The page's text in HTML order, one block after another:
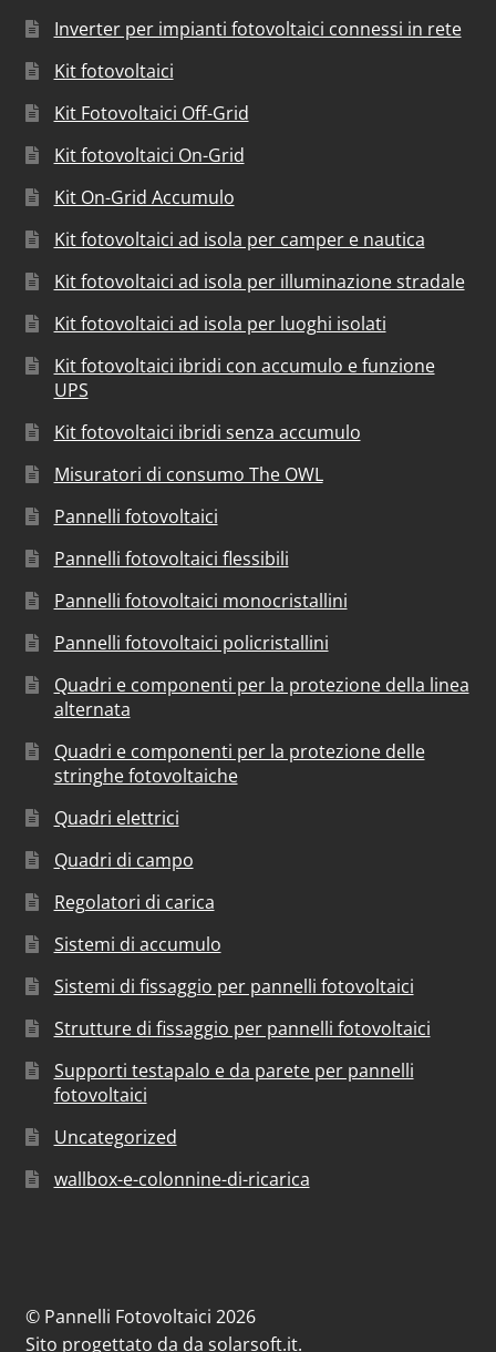
Inverter per impianti fotovoltaici connessi in rete
Kit fotovoltaici
Kit Fotovoltaici Off-Grid
Kit fotovoltaici On-Grid
Kit On-Grid Accumulo
Kit fotovoltaici ad isola per camper e nautica
Kit fotovoltaici ad isola per illuminazione stradale
Kit fotovoltaici ad isola per luoghi isolati
Kit fotovoltaici ibridi con accumulo e funzione
UPS
Kit fotovoltaici ibridi senza accumulo
Misuratori di consumo The OWL
Pannelli fotovoltaici
Pannelli fotovoltaici flessibili
Pannelli fotovoltaici monocristallini
Pannelli fotovoltaici policristallini
Quadri e componenti per la protezione della linea
alternata
Quadri e componenti per la protezione delle
stringhe fotovoltaiche
Quadri elettrici
Quadri di campo
Regolatori di carica
Sistemi di accumulo
Sistemi di fissaggio per pannelli fotovoltaici
Strutture di fissaggio per pannelli fotovoltaici
Supporti testapalo e da parete per pannelli
fotovoltaici
Uncategorized
wallbox-e-colonnine-di-ricarica
© Pannelli Fotovoltaici 2026
Sito progettato da da solarsoft.it.